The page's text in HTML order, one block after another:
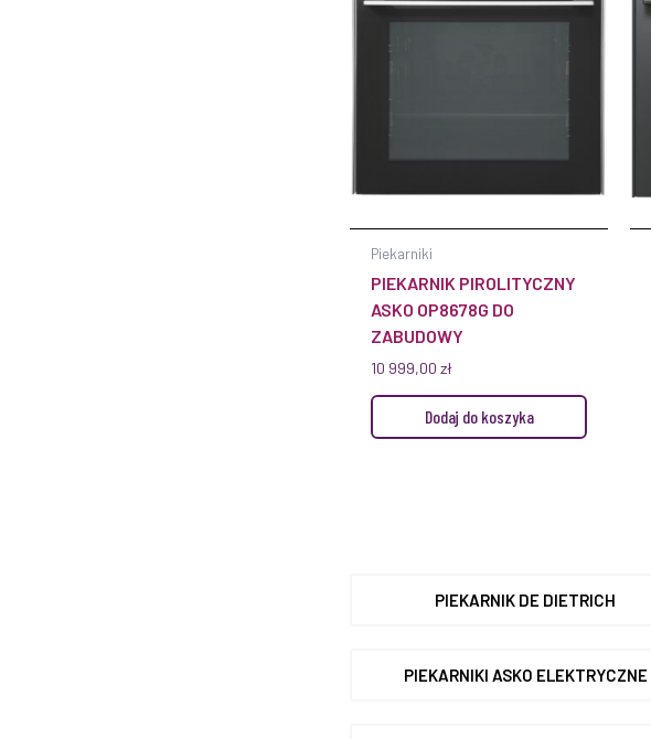
Piekarniki
PIEKARNIK PIROLITYCZNY
ASKO OP8678G DO
ZABUDOWY
10 999,00zł
Dodaj do koszyka
PIEKARNIK DE DIETRICH
PIEKARNIKI ASKO ELEKTRYCZNE